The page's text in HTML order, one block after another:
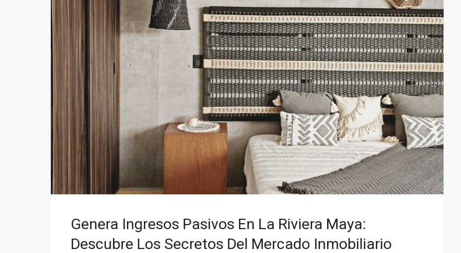
Genera Ingresos Pasivos En La Riviera Maya:
Descubre Los Secretos Del Mercado Inmobiliario